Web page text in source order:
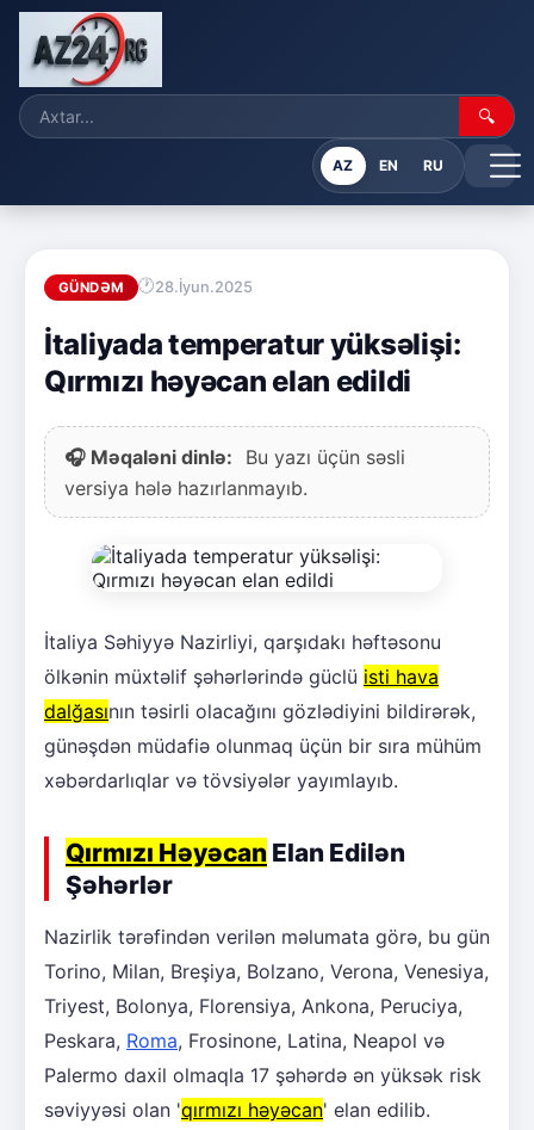
🔍
AZ EN RU
GÜNDƏM 28.İyun.2025
İtaliyada temperatur yüksəlişi:
Qırmızı həyəcan elan edildi
🎧 Məqaləni dinlə:
Bu yazı üçün səsli
versiya hələ hazırlanmayıb.
İtaliya Səhiyyə Nazirliyi, qarşıdakı həftəsonu
ölkənin müxtəlif şəhərlərində güclü isti hava
dalğasının təsirli olacağını gözlədiyini bildirərək,
günəşdən müdafiə olunmaq üçün bir sıra mühüm
xəbərdarlıqlar və tövsiyələr yayımlayıb.
Qırmızı Həyəcan Elan Edilən
Şəhərlər
Nazirlik tərəfindən verilən məlumata görə, bu gün
Torino, Milan, Breşiya, Bolzano, Verona, Venesiya,
Triyest, Bolonya, Florensiya, Ankona, Peruciya,
Peskara, Roma, Frosinone, Latina, Neapol və
Palermo daxil olmaqla 17 şəhərdə ən yüksək risk
səviyyəsi olan 'qırmızı həyəcan' elan edilib.